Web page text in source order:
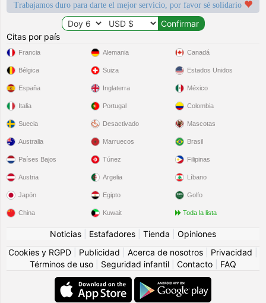
Trabajamos duro para darte el mejor servicio, por favor sé solidario
Citas por país
Francia
Bélgica
España
Italia
Suecia
Alemania
Suiza
Inglaterra
Portugal
Desactivado
Canadá
Estados Unidos
México
Colombia
Mascotas
Australia
Países Bajos
Austria
Japón
China
Marruecos
Túnez
Argelia
Egipto
Kuwait
Brasil
Filipinas
Líbano
Golfo
Toda la lista
Noticias Estafadores Tienda
Opiniones
Cookies y RGPD
Publicidad Acerca de nosotros Privacidad
Términos de uso
Seguridad infantil Contacto FAQ